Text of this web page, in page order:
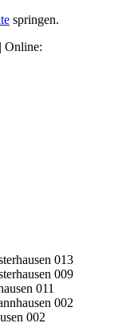
springen.
| Online: